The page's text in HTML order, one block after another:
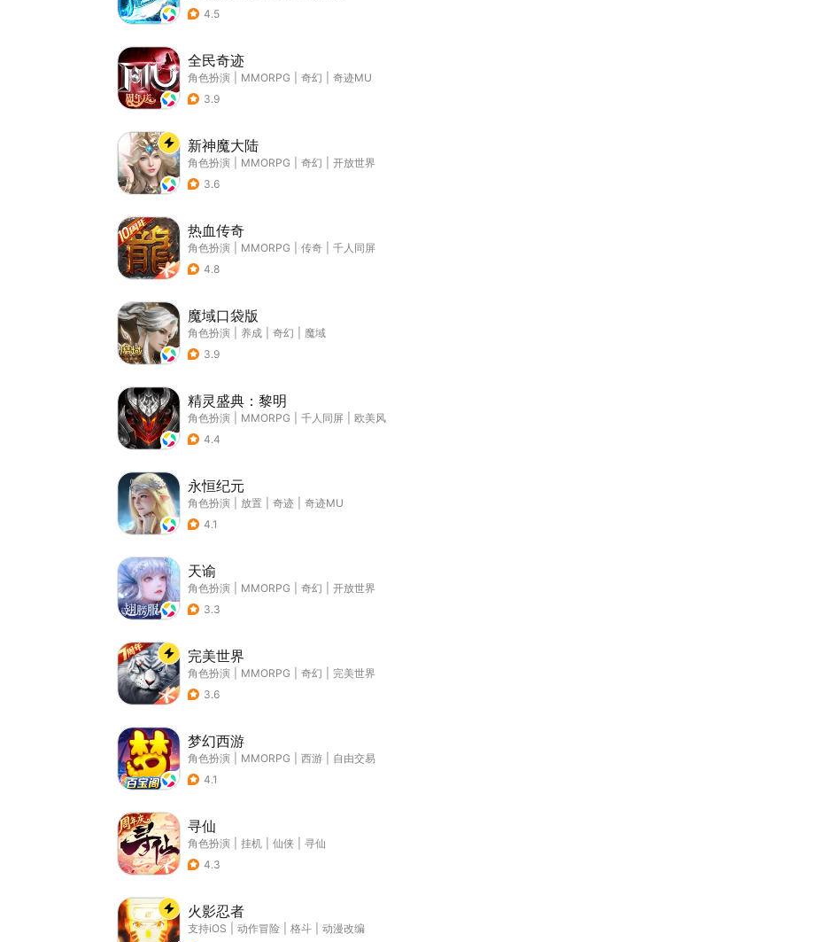
4.5
全民奇迹
角色扮演 MMORPG 奇幻
奇迹MU
3.9
新神魔大陆
角色扮演 MMORPG 奇幻
开放世界
3.6
热血传奇
角色扮演 MMORPG 传奇
千人同屏
4.8
魔域口袋版
角色扮演 养成 奇幻
魔域
3.9
精灵盛典：黎明
角色扮演 MMORPG 千人同屏
欧美风
4.4
永恒纪元
角色扮演 放置 奇迹
奇迹MU
4.1
天谕
角色扮演 MMORPG 奇幻
开放世界
3.3
完美世界
角色扮演 MMORPG 奇幻
完美世界
3.6
梦幻西游
角色扮演 MMORPG 西游
自由交易
4.1
寻仙
角色扮演 挂机 仙侠
寻仙
4.3
火影忍者
支持iOS 动作冒险 格斗
动漫改编